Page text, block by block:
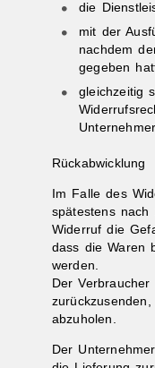
die
mit der
nachdem
gegeben
gleichzeitig
Rückabwicklung
Im Falle des
spätestens
Widerruf die
dass die Waren
werden.
Der
abzuholen.
Der